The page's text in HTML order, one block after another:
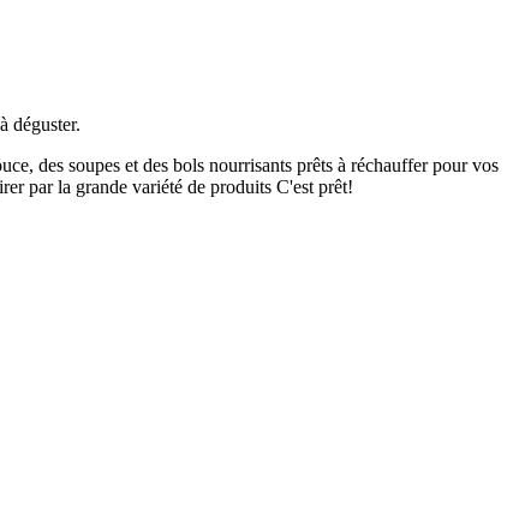
déguster.
des soupes et des bols nourrisants prêts à réchauffer pour vos
par la grande variété de produits C'est prêt!